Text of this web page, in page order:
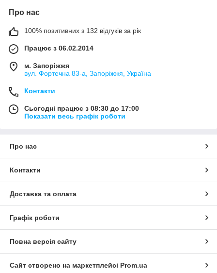
Про нас
100% позитивних з 132 відгуків за рік
Працює з 06.02.2014
м. Запоріжжя
вул. Фортечна 83-а, Запоріжжя, Україна
Контакти
Сьогодні працює з 08:30 до 17:00
Показати весь графік роботи
Про нас
Контакти
Доставка та оплата
Графік роботи
Повна версія сайту
Сайт створено на маркетплейсі Prom.ua